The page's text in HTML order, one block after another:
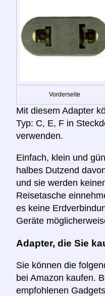
Vorderseite
Mit diesem Adapter
Typ: C, E, F in
verwenden.
Einfach, klein und
halbes Dutzend
und sie werden
Reisetasche
es keine
Geräte
Adapter, die Sie
Sie können die
bei Amazon kaufen.
empfohlenen